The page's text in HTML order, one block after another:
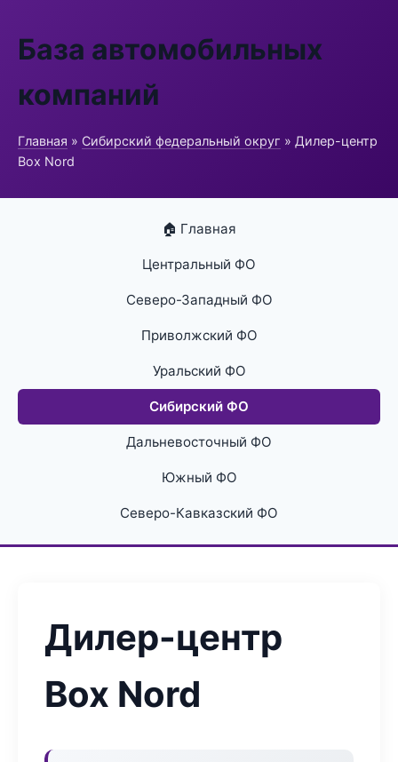
База автомобильных
компаний
Главная » Сибирский федеральный округ » Дилер-центр
Box Nord
🏠 Главная
Центральный ФО
Северо-Западный ФО
Приволжский ФО
Уральский ФО
Сибирский ФО
Дальневосточный ФО
Южный ФО
Северо-Кавказский ФО
Дилер-центр
Box Nord